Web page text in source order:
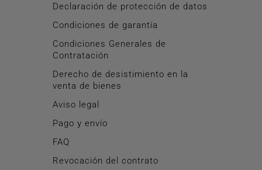
Declaración de protección de datos
Condiciones de garantía
Condiciones Generales de
Contratación
Derecho de desistimiento en la
venta de bienes
Aviso legal
Pago y envío
FAQ
Revocación del contrato